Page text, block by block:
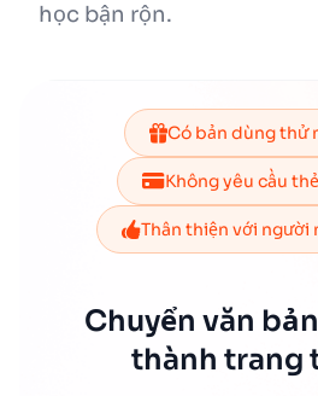
học bận rộn.
Có bản dùng thử
Không yêu cầu
Thân thiện với người
Chuyển văn
thành trang